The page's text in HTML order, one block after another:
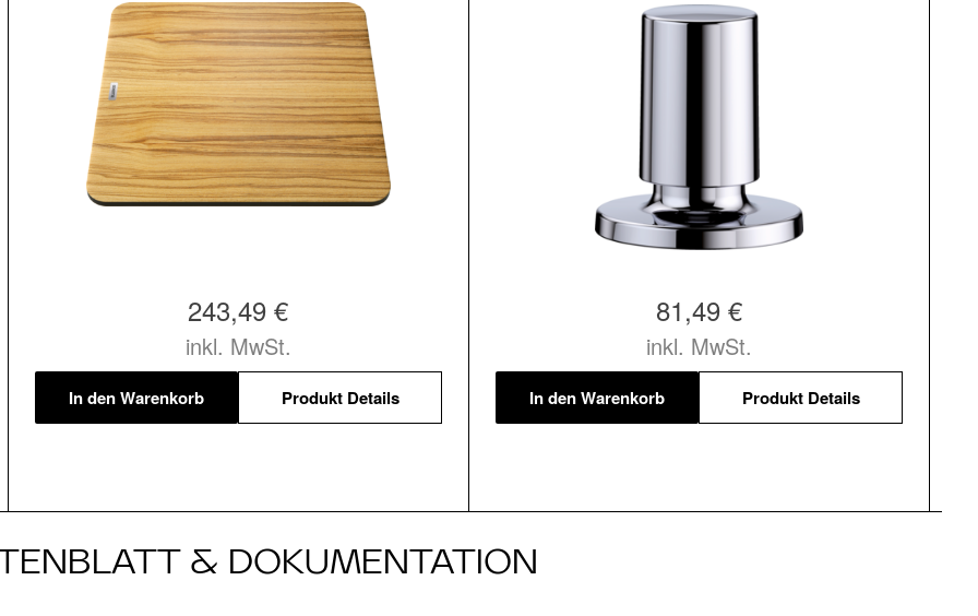
243,49 €
inkl. MwSt.
In den Warenkorb Produkt Details
81,49 €
inkl. MwSt.
In den Warenkorb Produkt Details
& DOKUMENTATION